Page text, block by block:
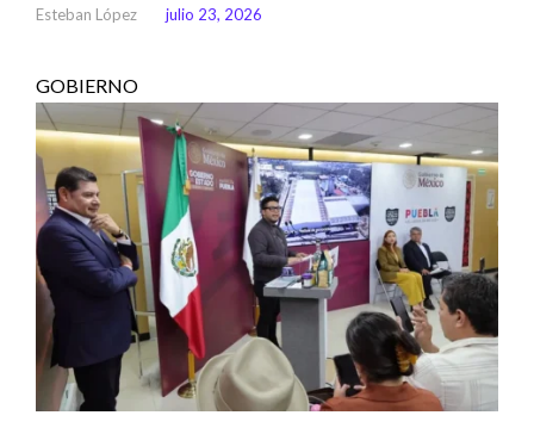
Esteban López julio 23, 2026
GOBIERNO